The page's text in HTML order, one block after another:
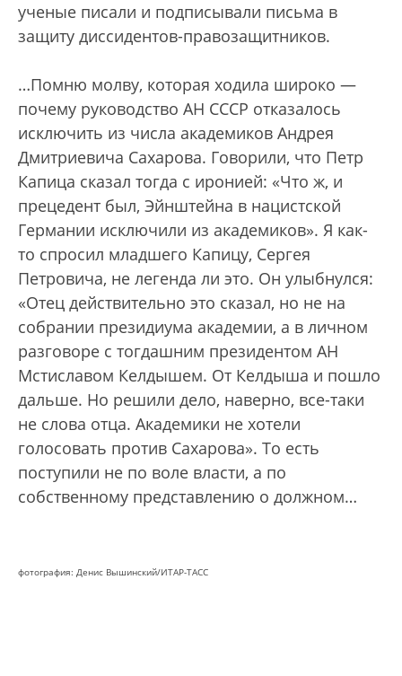
ученые писали и подписывали письма в
защиту диссидентов-правозащитников.
…Помню молву, которая ходила широко —
почему руководство АН СССР отказалось
исключить из числа академиков Андрея
Дмитриевича Сахарова. Говорили, что Петр
Капица сказал тогда с иронией: «Что ж, и
прецедент был, Эйнштейна в нацистской
Германии исключили из академиков». Я как-
то спросил младшего Капицу, Сергея
Петровича, не легенда ли это. Он улыбнулся:
«Отец действительно это сказал, но не на
собрании президиума академии, а в личном
разговоре с тогдашним президентом АН
Мстиславом Келдышем. От Келдыша и пошло
дальше. Но решили дело, наверно, все-таки
не слова отца. Академики не хотели
голосовать против Сахарова». То есть
поступили не по воле власти, а по
собственному представлению о должном…
фотография: Денис Вышинский/ИТАР-ТАСС